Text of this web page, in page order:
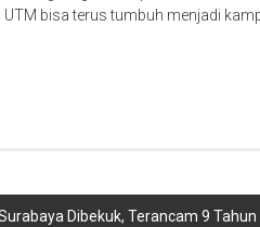
bisa terus tumbuh menjadi
Dibekuk, Terancam 9